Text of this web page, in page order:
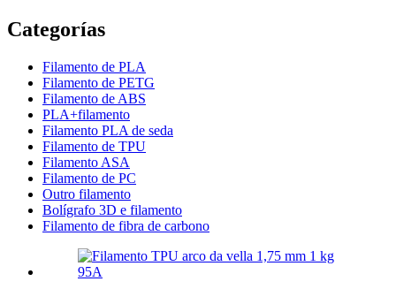
Categorías
Filamento de PLA
Filamento de PETG
Filamento de ABS
PLA+filamento
Filamento PLA de seda
Filamento de TPU
Filamento ASA
Filamento de PC
Outro filamento
Bolígrafo 3D e filamento
Filamento de fibra de carbono